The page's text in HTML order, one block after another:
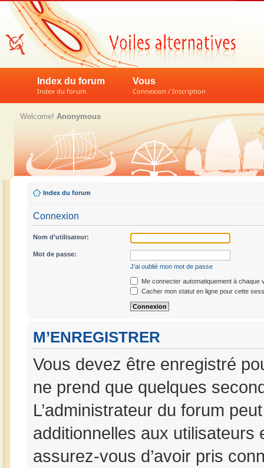
Index du forum
Index du forum
Vous
Connexion / Inscription
Welcome! Anonymous
Index du forum
Connexion
Nom d’utilisateur:
Mot de passe:
J’ai oublié mon mot de passe
Me connecter automatiquement à chaque
Cacher mon statut en ligne pour cette
M’ENREGISTRER
Vous devez être enregistré
ne prend que quelques
L’administrateur du forum
additionnelles aux utilisateurs
assurez-vous d’avoir pris